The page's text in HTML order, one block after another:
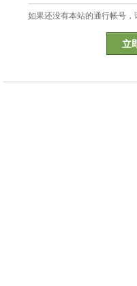
如果还没有本站的通行帐号，
立